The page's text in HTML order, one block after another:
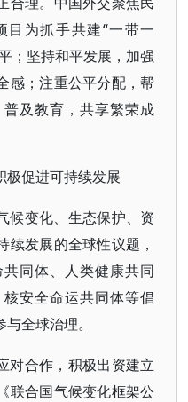
目为抓手共建“一带一
；坚持和平发展，加强
感；注重公平分配，帮
及教育，共享繁荣成
极促进可持续发展
候变化、生态保护、资
续发展的全球性议题，
同体、人类健康共同
安全命运共同体等倡
全球治理。
对合作，积极出资建立
联合国气候变化框架公